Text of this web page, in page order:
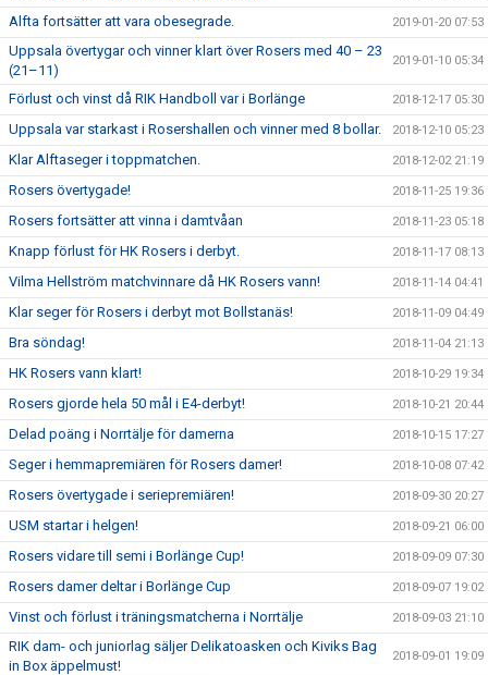
Alfta fortsätter att vara obesegrade. 2019-01-20 07:53
Uppsala övertygar och vinner klart över Rosers med 40 – 23
(21–11)
2019-01-10 05:34
Förlust och vinst då RIK Handboll var i Borlänge 2018-12-17 05:30
Uppsala var starkast i Rosershallen och vinner med 8 bollar. 2018-12-10 05:23
Klar Alftaseger i toppmatchen. 2018-12-02 21:19
Rosers övertygade! 2018-11-25 19:36
Rosers fortsätter att vinna i damtvåan 2018-11-23 05:18
Knapp förlust för HK Rosers i derbyt. 2018-11-17 08:13
Vilma Hellström matchvinnare då HK Rosers vann! 2018-11-14 04:41
Klar seger för Rosers i derbyt mot Bollstanäs! 2018-11-09 04:49
Bra söndag! 2018-11-04 21:13
HK Rosers vann klart! 2018-10-29 19:34
Rosers gjorde hela 50 mål i E4-derbyt! 2018-10-21 20:44
Delad poäng i Norrtälje för damerna 2018-10-15 17:27
Seger i hemmapremiären för Rosers damer! 2018-10-08 07:42
Rosers övertygade i seriepremiären! 2018-09-30 20:27
USM startar i helgen! 2018-09-21 06:00
Rosers vidare till semi i Borlänge Cup! 2018-09-09 07:30
Rosers damer deltar i Borlänge Cup 2018-09-07 19:02
Vinst och förlust i träningsmatcherna i Norrtälje 2018-09-03 21:10
RIK dam- och juniorlag säljer Delikatoasken och Kiviks Bag
in Box äppelmust!
2018-09-01 19:09